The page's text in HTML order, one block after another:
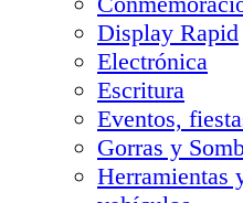
Display Rapid
Electrónica
Escritura
Eventos,
Gorras y
Herramientas